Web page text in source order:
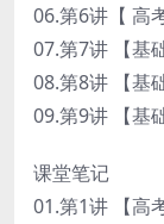
06.第6讲【 高
07.第7讲 【基
08.第8讲 【基
09.第9讲 【基
课堂笔记
01.第1讲 【高